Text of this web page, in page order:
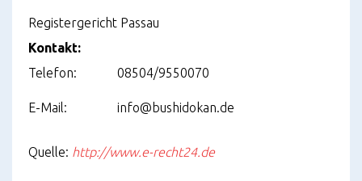
Registergericht Passau
Kontakt:
Telefon:
08504/9550070
E-Mail: info@bushidokan.de
Quelle: http://www.e-recht24.de